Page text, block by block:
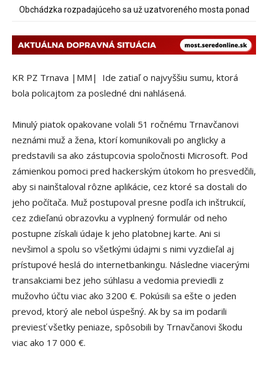
Sereď niekedy bola mestom s výborným napojením na
KR PZ Trnava |MM| Ide zatiaľ o najvyššiu sumu, ktorá
bola policajtom za posledné dni nahlásená.
Minulý piatok opakovane volali 51 ročnému Trnavčanovi
neznámi muž a žena, ktorí komunikovali po anglicky a
predstavili sa ako zástupcovia spoločnosti Microsoft. Pod
zámienkou pomoci pred hackerským útokom ho presvedčili,
aby si nainštaloval rôzne aplikácie, cez ktoré sa dostali do
jeho počítača. Muž postupoval presne podľa ich inštrukcií,
cez zdieľanú obrazovku a vyplnený formulár od neho
postupne získali údaje k jeho platobnej karte. Ani si
nevšimol a spolu so všetkými údajmi s nimi vyzdieľal aj
prístupové heslá do internetbankingu. Následne viacerými
transakciami bez jeho súhlasu a vedomia previedli z
mužovho účtu viac ako 3200 €. Pokúsili sa ešte o jeden
prevod, ktorý ale nebol úspešný. Ak by sa im podarili
previesť všetky peniaze, spôsobili by Trnavčanovi škodu
viac ako 17 000 €.